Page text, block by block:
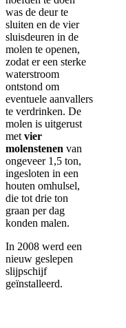
was de deur te
sluiten en de vier
sluisdeuren in de
molen te openen,
zodat er een sterke
waterstroom
ontstond om
eventuele aanvallers
te verdrinken. De
molen is uitgerust
met vier
molenstenen van
ongeveer 1,5 ton,
ingesloten in een
houten omhulsel,
die tot drie ton
graan per dag
konden malen.
In 2008 werd een
nieuw geslepen
slijpschijf
geïnstalleerd.